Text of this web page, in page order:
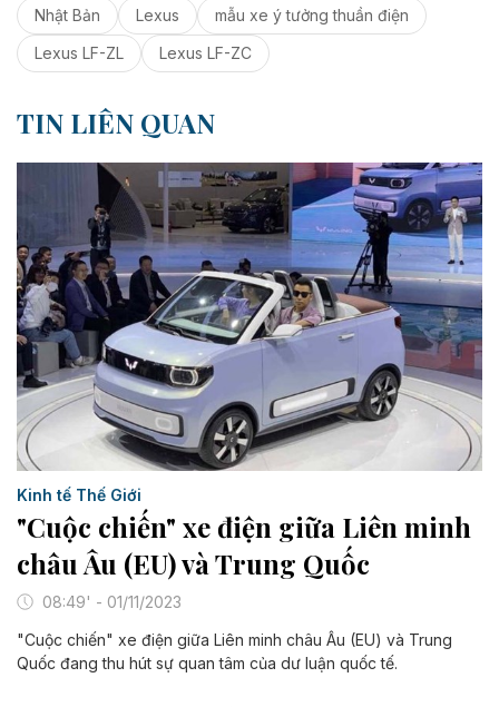
Nhật Bản
Lexus
mẫu xe ý tưởng thuần điện
Lexus LF-ZL
Lexus LF-ZC
TIN LIÊN QUAN
Kinh tế Thế Giới
"Cuộc chiến" xe điện giữa Liên minh
châu Âu (EU) và Trung Quốc
08:49' - 01/11/2023
"Cuộc chiến" xe điện giữa Liên minh châu Âu (EU) và Trung
Quốc đang thu hút sự quan tâm của dư luận quốc tế.